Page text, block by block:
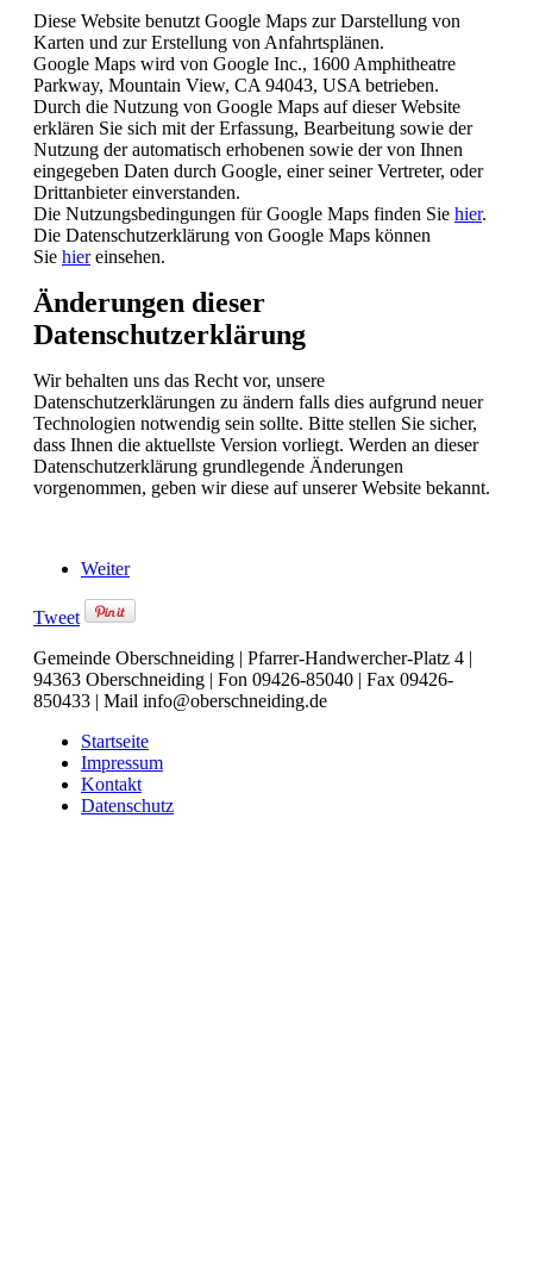
Diese Website benutzt Google Maps zur Darstellung von
Karten und zur Erstellung von Anfahrtsplänen.
Google Maps wird von Google Inc., 1600 Amphitheatre
Parkway, Mountain View, CA 94043, USA betrieben.
Durch die Nutzung von Google Maps auf dieser Website
erklären Sie sich mit der Erfassung, Bearbeitung sowie der
Nutzung der automatisch erhobenen sowie der von Ihnen
eingegeben Daten durch Google, einer seiner Vertreter, oder
Drittanbieter einverstanden.
Die Nutzungsbedingungen für Google Maps finden Sie hier.
Die Datenschutzerklärung von Google Maps können
Sie hiereinsehen.
Änderungen dieser
Datenschutzerklärung
Wir behalten uns das Recht vor, unsere
Datenschutzerklärungen zu ändern falls dies aufgrund neuer
Technologien notwendig sein sollte. Bitte stellen Sie sicher,
dass Ihnen die aktuellste Version vorliegt. Werden an dieser
Datenschutzerklärung grundlegende Änderungen
vorgenommen, geben wir diese auf unserer Website bekannt.
Weiter
Tweet
Gemeinde Oberschneiding | Pfarrer-Handwercher-Platz 4 |
94363 Oberschneiding | Fon 09426-85040 | Fax 09426-
850433 | Mail info@oberschneiding.de
Startseite
Impressum
Kontakt
Datenschutz